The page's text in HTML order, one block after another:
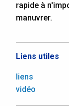
rapide à
manuvrer.
Liens utiles
liens
vidéo